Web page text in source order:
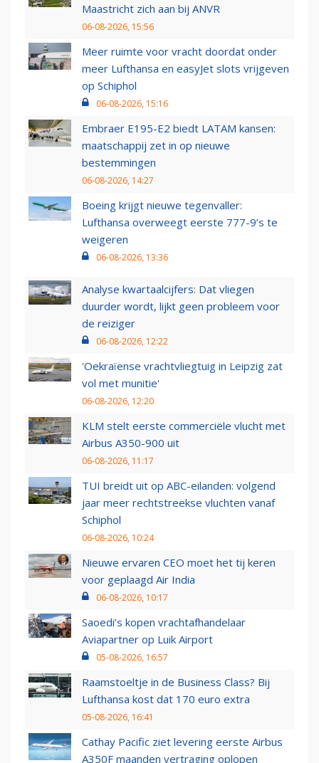
Maastricht zich aan bij ANVR
06-08-2026, 15:56
Meer ruimte voor vracht doordat onder
meer Lufthansa en easyJet slots vrijgeven
op Schiphol
06-08-2026, 15:16
Embraer E195-E2 biedt LATAM kansen:
maatschappij zet in op nieuwe
bestemmingen
06-08-2026, 14:27
Boeing krijgt nieuwe tegenvaller:
Lufthansa overweegt eerste 777-9’s te
weigeren
06-08-2026, 13:36
Analyse kwartaalcijfers: Dat vliegen
duurder wordt, lijkt geen probleem voor
de reiziger
06-08-2026, 12:22
'Oekraïense vrachtvliegtuig in Leipzig zat
vol met munitie'
06-08-2026, 12:20
KLM stelt eerste commerciële vlucht met
Airbus A350-900 uit
06-08-2026, 11:17
TUI breidt uit op ABC-eilanden: volgend
jaar meer rechtstreekse vluchten vanaf
Schiphol
06-08-2026, 10:24
Nieuwe ervaren CEO moet het tij keren
voor geplaagd Air India
06-08-2026, 10:17
Saoedi’s kopen vrachtafhandelaar
Aviapartner op Luik Airport
05-08-2026, 16:57
Raamstoeltje in de Business Class? Bij
Lufthansa kost dat 170 euro extra
05-08-2026, 16:41
Cathay Pacific ziet levering eerste Airbus
A350F maanden vertraging oplopen